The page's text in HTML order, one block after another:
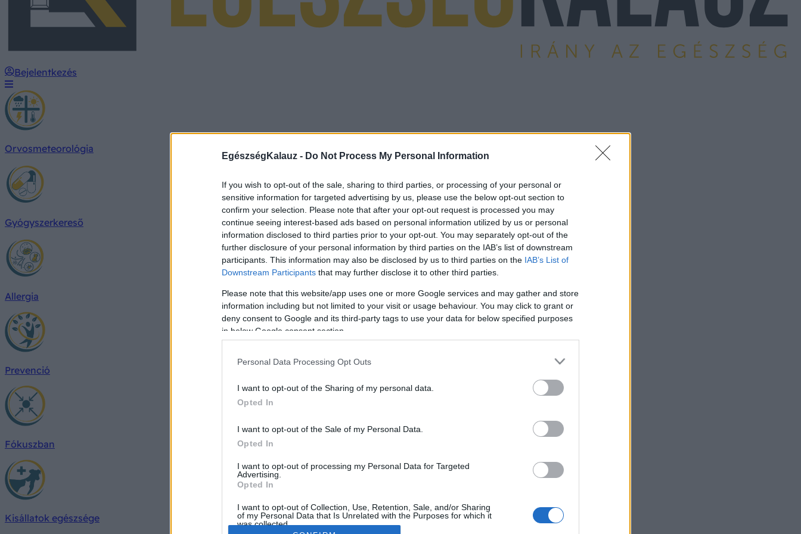
EgészségKalauz - Do Not Process My Personal Information
If you wish to opt-out of the sale, sharing to third parties, or processing of your personal or
sensitive information for targeted advertising by us, please use the below opt-out section to
confirm your selection. Please note that after your opt-out request is processed you may
continue seeing interest-based ads based on personal information utilized by us or personal
information disclosed to third parties prior to your opt-out. You may separately opt-out of the
further disclosure of your personal information by third parties on the IAB’s list of downstream
participants. This information may also be disclosed by us to third parties on the IAB’s List of
Downstream Participants that may further disclose it to other third parties.
Please note that this website/app uses one or more Google services and may gather and store
information including but not limited to your visit or usage behaviour. You may click to grant or
deny consent to Google and its third-party tags to use your data for below specified purposes
in below Google consent section.
Personal Data Processing Opt Outs
I want to opt-out of the Sharing of my personal data.
Opted In
I want to opt-out of the Sale of my Personal Data.
Opted In
I want to opt-out of processing my Personal Data for Targeted
Advertising.
Opted In
I want to opt-out of Collection, Use, Retention, Sale, and/or Sharing
of my Personal Data that Is Unrelated with the Purposes for which it
was collected.
Bejelentkezés
Orvosmeteorológia
Gyógyszerkereső
Allergia
Prevenció
Fókuszban
Kisállatok egészsége